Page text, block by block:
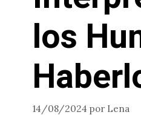
los
14/08/2024 por Lena